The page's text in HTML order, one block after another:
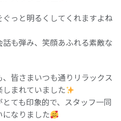
っと明るくしてくれますよね
も弾み、笑顔あふれる素敵な
皆さまいつも通りリラックス
まれていました
ても印象的で、スタッフ一同
なりました